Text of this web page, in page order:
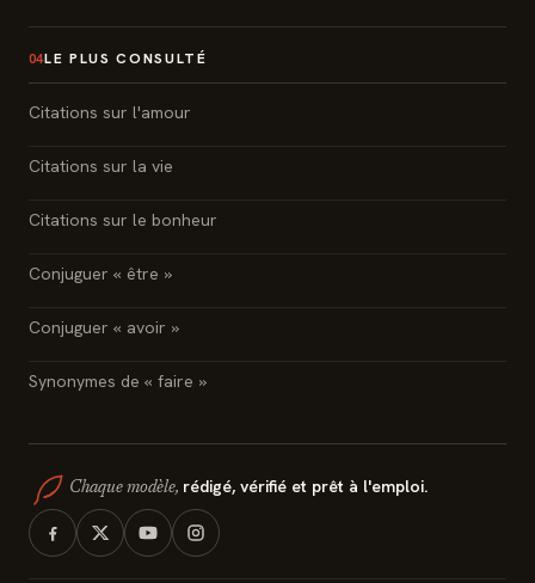
04LE PLUS CONSULTÉ
Citations sur l'amour
Citations sur la vie
Citations sur le bonheur
Conjuguer « être »
Conjuguer « avoir »
Synonymes de « faire »
Chaque modèle, rédigé, vérifié et prêt à l'emploi.